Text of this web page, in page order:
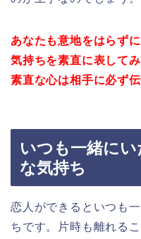
あなたも意地をはらず
気持ちを素直に表してみ
素直な心は相手に必ず伝
いつも一緒に
な気持ち
恋人ができるといつも
ちです。片時も離れる